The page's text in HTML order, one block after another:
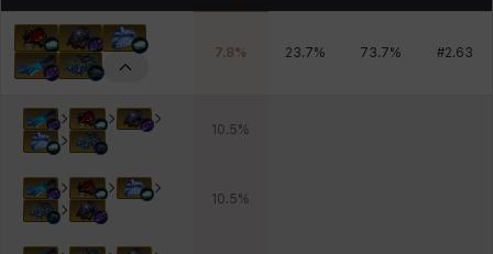
7.8% 23.7% 73.7% #2.63
10.5%
10.5%